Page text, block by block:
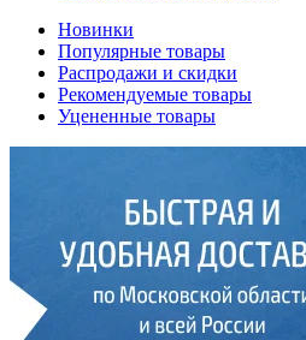
Новинки
Популярные товары
Распродажи и скидки
Рекомендуемые товары
Уцененные товары